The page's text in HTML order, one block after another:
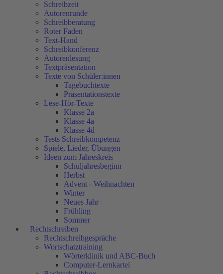
Schreibzeit
Autorenrunde
Schreibberatung
Roter Faden
Text-Hand
Schreibkonferenz
Autorenlesung
Textpräsentation
Texte von Schüler:innen
Tagebuchtexte
Präsentationstexte
Lese-Hör-Texte
Klasse 2a
Klasse 4a
Klasse 4d
Tests Schreibkompetenz
Spiele, Lieder, Übungen
Ideen zum Jahreskreis
Schuljahresbeginn
Herbst
Advent - Weihnachten
Winter
Neues Jahr
Frühling
Sommer
Rechtschreiben
Rechtschreibgespräche
Wortschatztraining
Wörterklinik und ABC-Buch
Computer-Lernkartei